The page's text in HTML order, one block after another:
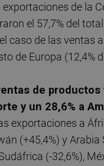
exportaciones de la
el 57,7% del
caso de las ventas
de Europa (12,4%
de
y un 28,6% a
exportaciones a
(+45,4%) y Arabia
(-32,6%),